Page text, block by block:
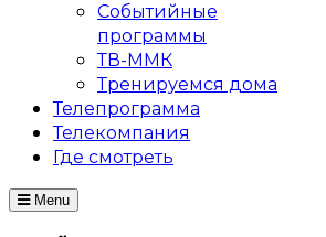
Событийные
программы
ТВ-ММК
Тренируемся дома
Телепрограмма
Телекомпания
Где смотреть
Menu